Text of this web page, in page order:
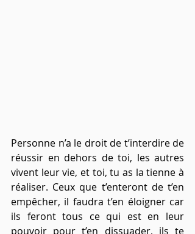
Personne n’a le droit de t’interdire de
réussir en dehors de toi, les autres
vivent leur vie, et toi, tu as la tienne à
réaliser. Ceux que t’enteront de t’en
empêcher, il faudra t’en éloigner car
ils feront tous ce qui est en leur
pouvoir pour t’en dissuader, ils te